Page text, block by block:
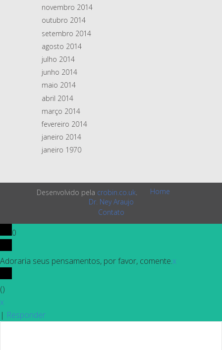
novembro 2014
outubro 2014
setembro 2014
agosto 2014
julho 2014
junho 2014
maio 2014
abril 2014
março 2014
fevereiro 2014
janeiro 2014
janeiro 1970
Desenvolvido pela crobin.co.uk.
Home
Dr. Ney Araujo
Contato
0
Adoraria seus pensamentos, por favor, comente.x
()
x
| Responder